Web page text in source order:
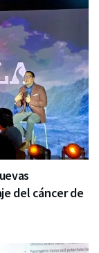
del cáncer de